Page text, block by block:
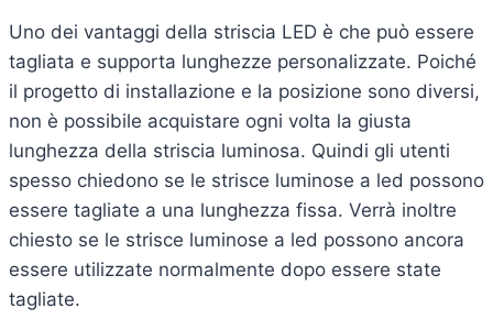
Uno dei vantaggi della striscia LED è che può essere
tagliata e supporta lunghezze personalizzate. Poiché
il progetto di installazione e la posizione sono diversi,
non è possibile acquistare ogni volta la giusta
lunghezza della striscia luminosa. Quindi gli utenti
spesso chiedono se le strisce luminose a led possono
essere tagliate a una lunghezza fissa. Verrà inoltre
chiesto se le strisce luminose a led possono ancora
essere utilizzate normalmente dopo essere state
tagliate.